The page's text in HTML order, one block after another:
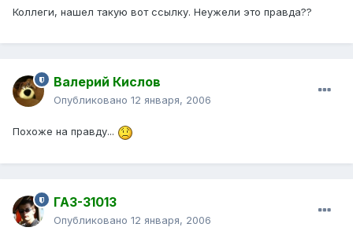
Коллеги, нашел такую вот ссылку. Неужели это правда??
Валерий Кислов
Опубликовано 12 января, 2006
Похоже на правду...
ГАЗ-31013
Опубликовано 12 января, 2006